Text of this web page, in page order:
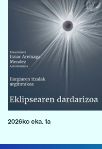
2026ko eka. 1a